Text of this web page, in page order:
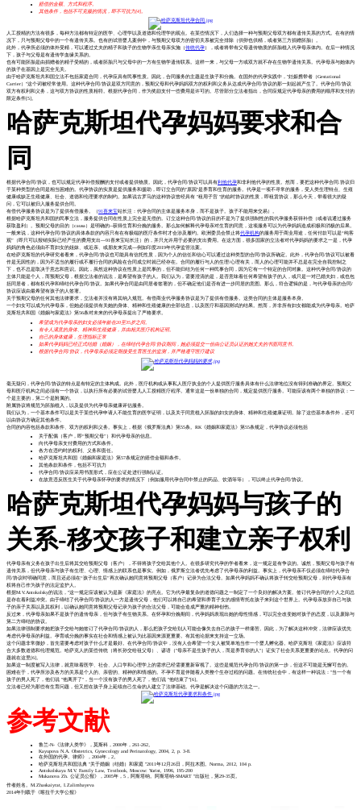
赔偿的金额、方式和程序。
其他条件，包括不可克服的情况，即不可抗力[4]。
人工授精的方法有很多，每种方法都有特定的医学、心理学以及道德和伦理学的观点。在某些情况下，人们选择一种与预期父母双方都有遗传关系的方式。在有的情
况下，只与预期父母中的一个有遗传关系。也有的试管婴儿案例中，与预期父母双方的密切关系被完全排除（供卵也供精，或者第三方捐赠胚胎）。
此外，代孕所必须的体外受精，可以通过丈夫的精子和孩子的生物学亲生母亲实施（ 传统代孕 ），或者将带有父母遗传物质的胚胎植入代孕母亲体内。在后一种情况
下，孩子与父母是有遗传学血缘关系的。
也有可能胚胎是由捐赠者的精子受精的，或者胚胎只与父母中的一方有生物学遗传联系。这样一来，与父母一方或双方就不存在生物学遗传关系。代孕母亲与她体内
的孩子在基因上是完全无关。
由于哈萨克斯坦共和国立法不包括家庭合同，代孕应具有民事性质。因此，合同服务的主题是生孩子和分娩。在国外的代孕实践中，"妊娠携带者（Gestational
Carrier）"这个词被经常使用。这种代孕合同/协议是双方同意的，预期父母和代孕妈妈双方的权利和义务从达成代孕合同/协议的那一刻起就产生了。代孕合同/协议
双方有权利和义务，这与双方协议的性质相符。根据代孕合同，作为奖励支付一些费用是许可的。尽管部分立法者指出，合同应规定代孕母亲的费用的顺序和支付的
限定条件[5]。
哈萨克斯坦代孕妈妈要求和合
同
根据代孕合同/协议，也可以规定代孕补偿报酬的支付或者提供物质。因此，代孕合同/协议可以具有利他代孕和非利他代孕的性质。然而，要把这种代孕合同.协议归
于某种类型的合同是相当困难的。代孕协议的实质是提供服务和援助，即订立合同的"原因"是养育和生育的服务。代孕是一项不寻常的服务，受人类生理特点、生殖
健康或缺乏生殖健康、社会、道德和伦理要求的制约。如果说古罗马的这种协议曾经具有 "租用子宫 "的临时协议的性质，即租赁协议，那么今天，带着很大的疑
问，它可以被归入服务提供合同。
有偿代孕服务协议是为了提供有偿服务。（91喜来宝站长注：代孕合同的主体是服务本身，而不是孩子。孩子不能用来交易）。
根据哈萨克斯坦共和国的民事立法，服务提供合同在性质上完全是无偿的。订立这种合同/协议的目的不是为了提供强制性的我代孕服务获得补偿（或者说通过服务
获取盈利）。预期父母的目的（causa）是明确的--获得生育和分娩的服务。那么如何解释代孕母亲对生育的同意，这项服务可以为代孕妈妈造成积极和消极的后果。
一般来说，这种代孕合同/协议的具体条款的内容只有在有极端的医疗条件时才会涉及履约。欧洲委员会禁止将代孕机构的服务用于商业用途，任何付款可以是“纯客
观”（即只可以报销实际已经产生的费用支出---91喜来宝站长注）的，并只允许用于必要的支出费用。在这方面，很多国家的立法者对代孕妈妈的要求之一是，代孕
妈妈的角色必须由不育妇女的姐妹、或近亲、或朋友来完成---例如印度2019年代孕监管法案。
在哈萨克斯坦的代孕研究者看来，代孕合同/协议也可能具有信托性质，因为个人的信任和信心可以通过这种类型的合同/协议所确定。此外，代孕合同/协议可以被看
作是无因性的，因为不适当的履行或不履行合同的风险在合同成立时就已经存在。合同的履行与人的生理/心理有关，而人的心理可能并不总是在完全自我控制之
下，也不总是取决于意志和意识。因此，虽然这种协议在性质上是民事的，但不能归结为任何一种民事合同，因为它有一个特定的合同对象。这种代孕合同/协议的
主体只能是个人，而预期父母，根据立法者的说法，是希望有孩子的人。我们认为，需要澄清的是，是否意味着任何希望有孩子的人，或只是一对已婚夫妇，或也包
括同居者，都有权代孕和缔结代孕合同/协议。如果代孕合同是由同居者签署的，但不确定他们是否有进一步同居的意图。那么，符合逻辑的是，与代孕母亲的合同/
协议应该由最希望有孩子的人签署。
关于预期父母的任何其他法律要求，立法者并没有将其纳入规范。有偿商业代孕服务协议是为了提供有偿服务。这类合同的主体是服务本身。
一个妇女可以成为代孕母亲，但她必须提供有关她的身体、精神和生殖健康的全部信息，以及医疗和基因测试的结果。然而，并非所有妇女都能成为代孕母亲。哈萨
克斯坦共和国《婚姻与家庭法》第56条对未来的代孕母亲提出了严格要求。
希望成为代孕母亲的妇女必须年龄在20至35岁之间。
有令人满意的身体、精神和生殖健康，并由相关医疗机构证明。
自己的身体健康，生理指标正常
如果代孕妈妈已经正式结婚（婚姻），在缔结代孕合同/协议期间，她必须提交一份由公证员认证的她丈夫的书面同意书。
根据代孕合同/协议，代孕母亲必须定期接受生育医生的监测，并严格遵守医疗建议
毫无疑问，代孕合同/协议的特点是有特定的主体构成。此外，医疗机构或从事私人医疗执业的个人提供医疗服务具体有什么法律地位没有得到准确的界定。预期父
母和医疗机构之间必须有一个协议，以执行所有必要的试管婴儿人工授精医疗程序。通常这是一份单独的合同，规定提供医疗服务。可能应该有两个单独的协议：一
个是主要的，第二个是附属的。
附属协议将规范为胚胎植入，以及提供为代孕母亲健康评估服务。
我们认为，一个基本条件可以是关于某些代孕申请人不能生育的医学证明，以及关于同意植入胚胎的妇女的身体、精神和生殖健康证明。除了这些基本条件外，还可
以由协议方确定其他条件。
合同的内容包括条款和条件、双方的权利和义务。事实上，根据《俄罗斯法典》第55条。RK《婚姻和家庭法》第55条规定，代孕协议必须包括
关于配偶（客户，即“预期父母”）和代孕母亲的信息。
向代孕母亲支付费用的方式和条件。
各方在违约时的权利、义务和责任。
哈萨克斯坦共和国《婚姻和家庭法》第57条规定的赔偿金额和条件。
其他条款和条件，包括不可抗力
代孕合同/协议应采用书面形式，应在公证处进行强制认证。
在故意违反医生关于代孕母亲怀孕的要求的情况下（例如服用代孕合同中禁止的药品、饮酒等等），可以终止代孕合同/协议。
哈萨克斯坦代孕妈妈与孩子的
关系-移交孩子和建立亲子权利
代孕母亲有义务在孩子出生后将其交给预期父母（客户），不得将孩子交给其他个人。在很多研究代孕的学者看来，这一规定是有争议的。诚然，预期父母与孩子有
遗传关系，但代孕母亲与孩子有生理、心理、情感上的联系也是事实。例如，俄罗斯立法者优先考虑了代孕母亲的利益。事实上，代孕母亲不仅必须在缔结代孕合
同/协议时明确同意，而且还必须在“孩子出生后”再次确认她同意将预期父母（客户）记录为合法父母。如果代孕妈妈不确认将孩子转交给预期父母，则代孕母亲有
权将自己作为孩子的法定监护人。
根据M.V.Antokolsky的说法，"这一规定应该被认为是新《家庭法》的亮点。它为代孕最复杂的道德问题之一制定了一个良好的解决方案。签订代孕合同的个人之间总
是存在着利益冲突。由于缔结了代孕合同/协议的人一方是遗传父母，他们可以将自己的希望和养育子女的感情寄托在孩子来到这个世界上。代孕母亲放弃自己与孩
子的亲子关系以及其权利，以确认她同意将预期父母记录为孩子的合法父母，可能会造成严重的精神创伤。
反过来，代孕母亲如果不是孩子的遗传母亲，但与孩子有生物关系。在怀孕和分娩期间，代孕妈妈表现出她的母性情感，可以完全改变她对孩子的态度，以及废除与
第二方缔结的协议。
如果法律强制要求她把孩子交给与她签订了代孕合同/协议的人，那么把孩子交给别人可能会像失去自己的孩子一样痛苦。因此，为了解决这种冲突，法律应该优先
考虑代孕母亲的利益。孕育或分娩的事实在社会和情感上被认为比基因来源更重要。有其他论据来支持这一立场。
这个问题非常微妙，首先需要考虑对孩子什么才是最好。在代孕合同/协议中，没有人会希望一个女人被简单地当作一个婴儿孵化器。哈萨克斯坦《家庭法》应该符
合大多数道德和伦理规范。哈萨克人的某些传统（将长孙交给祖父母）、谚语（"母亲不是生孩子的人，而是养育你的人"）证实了社会关系更重要的论点。代孕的问
题就在这里[6]。
如果这一制度被写入法律，就意味着医学、社会、人口学和心理学上的需求已经需要重新审视了。这些是规范代孕合同/协议的第一步，但这不可能是无懈可击的。
困难在于，代孕所涉及各方的关系是个人的、亲密的、精神的和情感的。不孕不育是伴随着人类整个生存过程的问题。在传统社会中，有这样一种说法："当一个有
孩子的男人死了，他们说 "他离开了"，当一个没有孩子的男人死了，他们说 "他结束了"[6]。
立法者已经为那些有生育问题，但又想在孩子身上延续自己生命的人建立了法律基础。代孕是解决这个问题的方法之一。
参考文献
鲁兰-N-《法律人类学》，莫斯科，2000年，261-262。
Kayupova N.A. Obstetrics, Gynecology and Perinatology, 2004, 2, p. 3-8.
在外国的代孕。律师》，2004年，2。
哈萨克斯坦共和国法典 "关于婚姻（结婚）和家庭 "2011年12月26日，阿拉木图。Norma, 2012, 104 р.
Antokolskaya M.V. Family Law, Textbook, Moscow: Yurist, 1996, 195-200
Mukanova Zh. 公证员公报》，2005年，5，阿斯塔纳。阿斯塔纳-SMART "出版社，第29-35页。
作者姓名。M.Zhaskaiуrat, I.Zalimbaуeva
2014年刊载于《喀拉干大学公报》